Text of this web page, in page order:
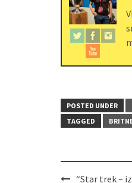
POSTED UNDER
TAGGED
“Star trek –